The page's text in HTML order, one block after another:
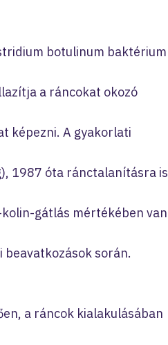
botulinum baktérium
a ráncokat okozó
képezni. A gyakorlati
1987 óta ránctalanításra is
gátlás mértékében van
beavatkozások során.
a ráncok kialakulásában